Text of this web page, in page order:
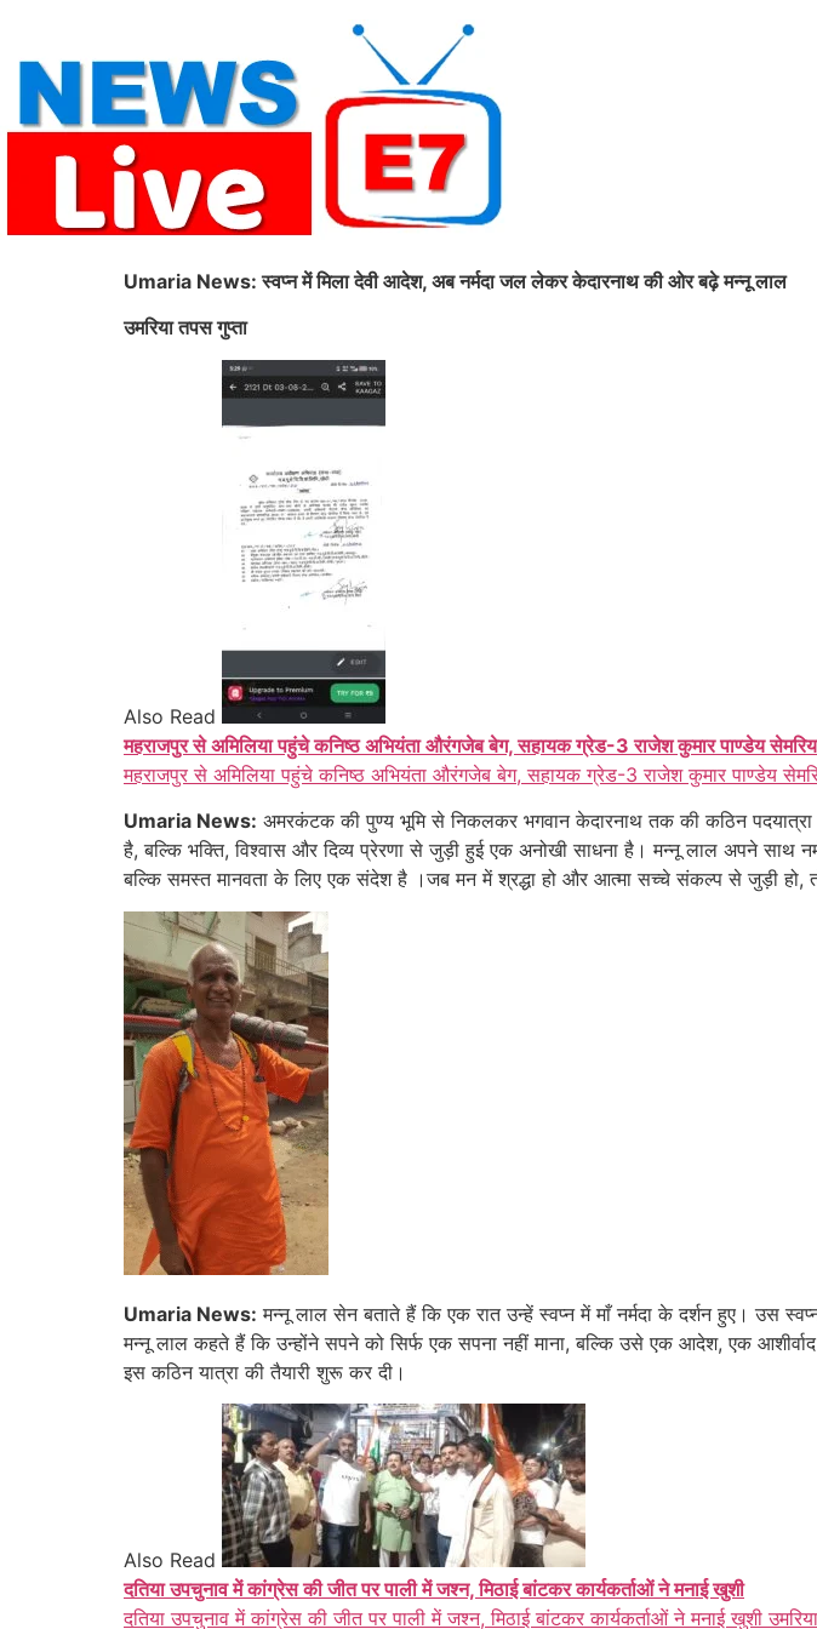
content
Umaria News: स्वप्न में मिला देवी आदेश, अब नर्मदा जल लेकर केदारनाथ की ओर बढ़े मन्नू लाल
उमरिया तपस गुप्ता
Also Read
महराजपुर से अमिलिया पहुंचे कनिष्ठ अभियंता औरंगजेब बेग, सहायक ग्रेड-3 राजेश कुमार पाण्डेय
महराजपुर से अमिलिया पहुंचे कनिष्ठ अभियंता औरंगजेब बेग, सहायक ग्रेड-3 राजेश कुमार पाण्डेय
Umaria News: अमरकंटक की पुण्य भूमि से निकलकर भगवान केदारनाथ तक की कठिन पदयात्रा
है, बल्कि भक्ति, विश्वास और दिव्य प्रेरणा से जुड़ी हुई एक अनोखी साधना है। मन्नू लाल अपने
बल्कि समस्त मानवता के लिए एक संदेश है ।जब मन में श्रद्धा हो और आत्मा सच्चे संकल्प से जुड़ी हो, तो
Umaria News: मन्नू लाल सेन बताते हैं कि एक रात उन्हें स्वप्न में माँ नर्मदा के दर्शन हुए। उस
मन्नू लाल कहते हैं कि उन्होंने सपने को सिर्फ एक सपना नहीं माना, बल्कि उसे एक आदेश, एक
इस कठिन यात्रा की तैयारी शुरू कर दी।
Also Read
दतिया उपचुनाव में कांग्रेस की जीत पर पाली में जश्न, मिठाई बांटकर कार्यकर्ताओं ने मनाई खुशी
दतिया उपचुनाव में कांग्रेस की जीत पर पाली में जश्न, मिठाई बांटकर कार्यकर्ताओं ने मनाई खुशी